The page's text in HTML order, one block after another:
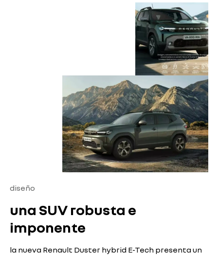
diseño
una SUV robusta e
imponente
la nueva Renault Duster hybrid E-Tech presenta un